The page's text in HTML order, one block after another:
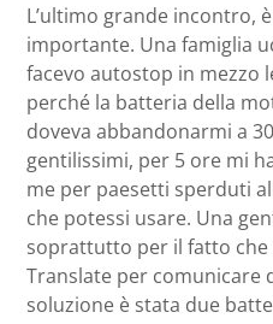
L’ultimo grande incontro,
importante. Una famiglia
facevo autostop in mezzo
perché la batteria della
doveva abbandonarmi a
gentilissimi, per 5 ore mi
me per paesetti sperduti
che potessi usare. Una
soprattutto per il fatto che
Translate per comunicare
soluzione è stata due